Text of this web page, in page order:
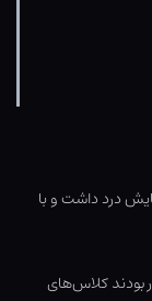
درد داشت و با
بودند کلاس‌های